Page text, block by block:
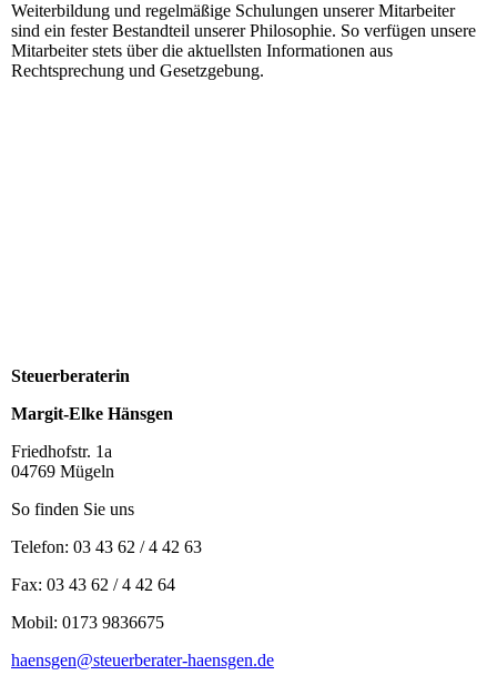
Weiterbildung und regelmäßige Schulungen unserer Mitarbeiter
sind ein fester Bestandteil unserer Philosophie. So verfügen unsere
Mitarbeiter stets über die aktuellsten Informationen aus
Rechtsprechung und Gesetzgebung.
Steuerberaterin
Margit-Elke Hänsgen
Friedhofstr. 1a
04769 Mügeln
So finden Sie uns
Telefon: 03 43 62 / 4 42 63
Fax: 03 43 62 / 4 42 64
Mobil: 0173 9836675
haensgen@steuerberater-haensgen.de